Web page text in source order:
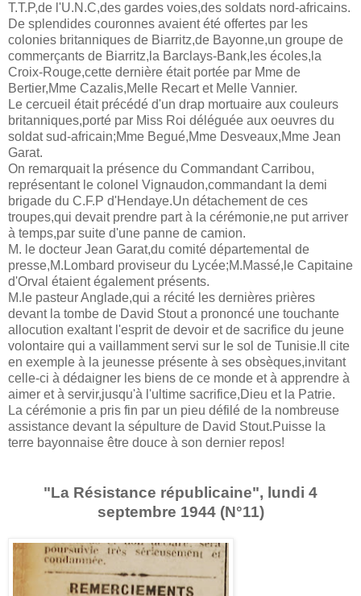
T.T.P,de l'U.N.C,des gardes voies,des soldats nord-africains.
De splendides couronnes avaient été offertes par les
colonies britanniques de Biarritz,de Bayonne,un groupe de
commerçants de Biarritz,la Barclays-Bank,les écoles,la
Croix-Rouge,cette dernière était portée par Mme de
Bertier,Mme Cazalis,Melle Recart et Melle Vannier.
Le cercueil était précédé d'un drap mortuaire aux couleurs
britanniques,porté par Miss Roi déléguée aux oeuvres du
soldat sud-africain;Mme Begué,Mme Desveaux,Mme Jean
Garat.
On remarquait la présence du Commandant Carribou,
représentant le colonel Vignaudon,commandant la demi
brigade du C.F.P d'Hendaye.Un détachement de ces
troupes,qui devait prendre part à la cérémonie,ne put arriver
à temps,par suite d'une panne de camion.
M. le docteur Jean Garat,du comité départemental de
presse,M.Lombard proviseur du Lycée;M.Massé,le Capitaine
d'Orval étaient également présents.
M.le pasteur Anglade,qui a récité les dernières prières
devant la tombe de David Stout a prononcé une touchante
allocution exaltant l'esprit de devoir et de sacrifice du jeune
volontaire qui a vaillamment servi sur le sol de Tunisie.Il cite
en exemple à la jeunesse présente à ses obsèques,invitant
celle-ci à dédaigner les biens de ce monde et à apprendre à
aimer et à servir,jusqu'à l'ultime sacrifice,Dieu et la Patrie.
La cérémonie a pris fin par un pieu défilé de la nombreuse
assistance devant la sépulture de David Stout.Puisse la
terre bayonnaise être douce à son dernier repos!
"La Résistance républicaine", lundi 4
septembre 1944 (N°11)